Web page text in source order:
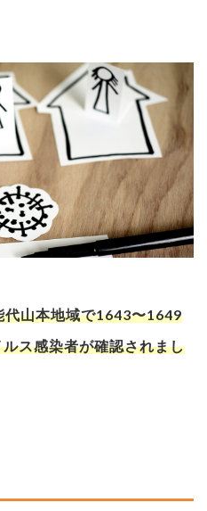
山本地域で1643〜1649
ス感染者が確認されまし